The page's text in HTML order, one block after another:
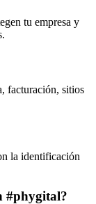
tu empresa y
facturación, sitios
la identificación
#phygital?